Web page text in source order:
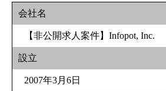
会社名
【非公開求人案件】Infopot, Inc.
設立
2007年3月6日